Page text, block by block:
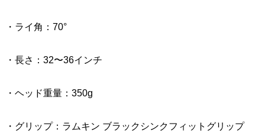
・ライ角：70°
・長さ：32〜36インチ
・ヘッド重量：350g
・グリップ：ラムキン ブラックシンクフィットグリップ